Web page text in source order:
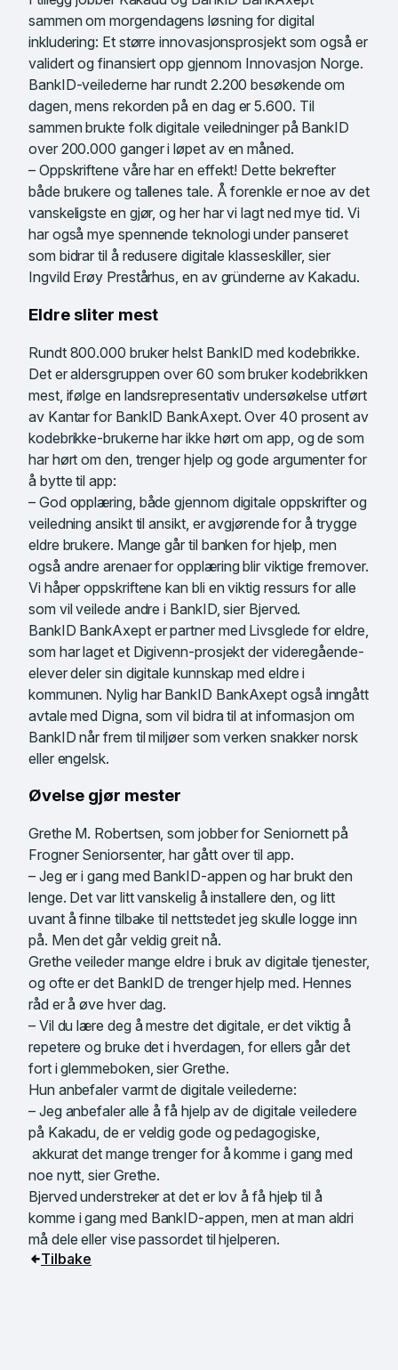
sammen om morgendagens løsning for digital
inkludering: Et større innovasjonsprosjekt som også er
validert og finansiert opp gjennom Innovasjon Norge.
BankID-veilederne har rundt 2.200 besøkende om
dagen, mens rekorden på en dag er 5.600. Til
sammen brukte folk digitale veiledninger på BankID
over 200.000 ganger i løpet av en måned.
– Oppskriftene våre har en effekt! Dette bekrefter
både brukere og tallenes tale. Å forenkle er noe av det
vanskeligste en gjør, og her har vi lagt ned mye tid. Vi
har også mye spennende teknologi under panseret
som bidrar til å redusere digitale klasseskiller, sier
Ingvild Erøy Prestårhus, en av gründerne av Kakadu.
Eldre sliter mest
Rundt 800.000 bruker helst BankID med kodebrikke.
Det er aldersgruppen over 60 som bruker kodebrikken
mest, ifølge en landsrepresentativ undersøkelse utført
av Kantar for BankID BankAxept. Over 40 prosent av
kodebrikke-brukerne har ikke hørt om app, og de som
har hørt om den, trenger hjelp og gode argumenter for
å bytte til app:
– God opplæring, både gjennom digitale oppskrifter og
veiledning ansikt til ansikt, er avgjørende for å trygge
eldre brukere. Mange går til banken for hjelp, men
også andre arenaer for opplæring blir viktige fremover.
Vi håper oppskriftene kan bli en viktig ressurs for alle
som vil veilede andre i BankID, sier Bjerved.
BankID BankAxept er partner med Livsglede for eldre,
som har laget et Digivenn-prosjekt der videregående-
elever deler sin digitale kunnskap med eldre i
kommunen. Nylig har BankID BankAxept også inngått
avtale med Digna, som vil bidra til at informasjon om
BankID når frem til miljøer som verken snakker norsk
eller engelsk.
Øvelse gjør mester
Grethe M. Robertsen, som jobber for Seniornett på
Frogner Seniorsenter, har gått over til app.
– Jeg er i gang med BankID-appen og har brukt den
lenge. Det var litt vanskelig å installere den, og litt
uvant å finne tilbake til nettstedet jeg skulle logge inn
på. Men det går veldig greit nå.
Grethe veileder mange eldre i bruk av digitale tjenester,
og ofte er det BankID de trenger hjelp med. Hennes
råd er å øve hver dag.
– Vil du lære deg å mestre det digitale, er det viktig å
repetere og bruke det i hverdagen, for ellers går det
fort i glemmeboken, sier Grethe.
Hun anbefaler varmt de digitale veilederne:
– Jeg anbefaler alle å få hjelp av de digitale veiledere
på Kakadu, de er veldig gode og pedagogiske,
akkurat det mange trenger for å komme i gang med
noe nytt, sier Grethe.
Bjerved understreker at det er lov å få hjelp til å
komme i gang med BankID-appen, men at man aldri
må dele eller vise passordet til hjelperen.
Tilbake